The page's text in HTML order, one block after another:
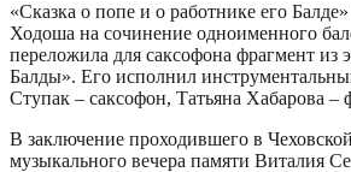
«Сказка о попе и о работнике его
Ходоша на сочинение одноименного
переложила для саксофона фрагмент из
Балды». Его исполнил
Ступак – саксофон, Татьяна Хабарова –
В заключение проходившего в
музыкального вечера памяти Виталия